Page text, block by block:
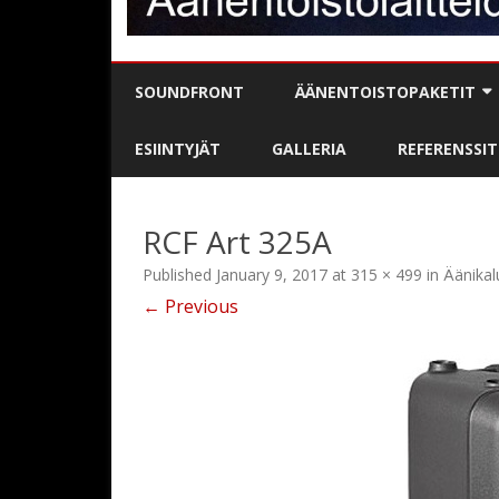
SOUNDFRONT ÄÄNENTOISTOPAKETIT
BÄNDIPAKETIT
PUHE- / JUONTOPAKETIT
KARAOKE
ESIINTYJÄT GALLERIA REFERENSSIT
RCF Art 325A
Published January 9, 2017 at 315 × 499 in
← Previous